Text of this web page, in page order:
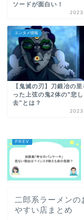
ソードが面白い！
エンタメ情報
【鬼滅の刃】刀鍛冶の里
った上弦の鬼2体の”悲
去"とは？
二郎系ラーメンの
やすい店まとめ